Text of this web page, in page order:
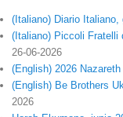
(Italiano) Diario Italiano,
(Italiano) Piccoli Fratelli
26-06-2026
(English) 2026
(English) Be Brothers
2026